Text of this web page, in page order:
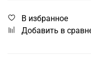
В избранное
Добавить в